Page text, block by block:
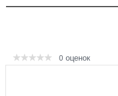
0 оценок
Опции и комплектующие